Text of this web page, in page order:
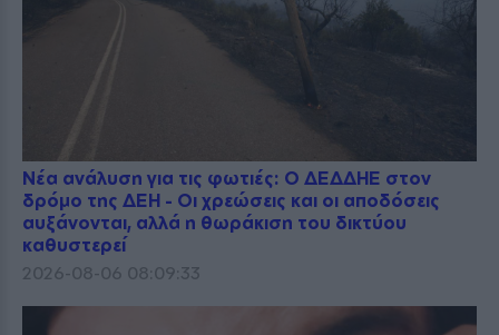
Νέα ανάλυση για τις φωτιές: Ο ΔΕΔΔΗΕ στον
δρόμο της ΔΕΗ - Οι χρεώσεις και οι αποδόσεις
αυξάνονται, αλλά η θωράκιση του δικτύου
καθυστερεί
2026-08-06 08:09:33